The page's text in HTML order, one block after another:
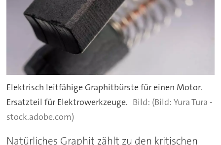
Elektrisch leitfähige Graphitbürste für einen Motor.
Ersatzteil für Elektrowerkzeuge.
(Bild: Yura Tura -
stock.adobe.com)
Natürliches Graphit zählt zu den kritischen